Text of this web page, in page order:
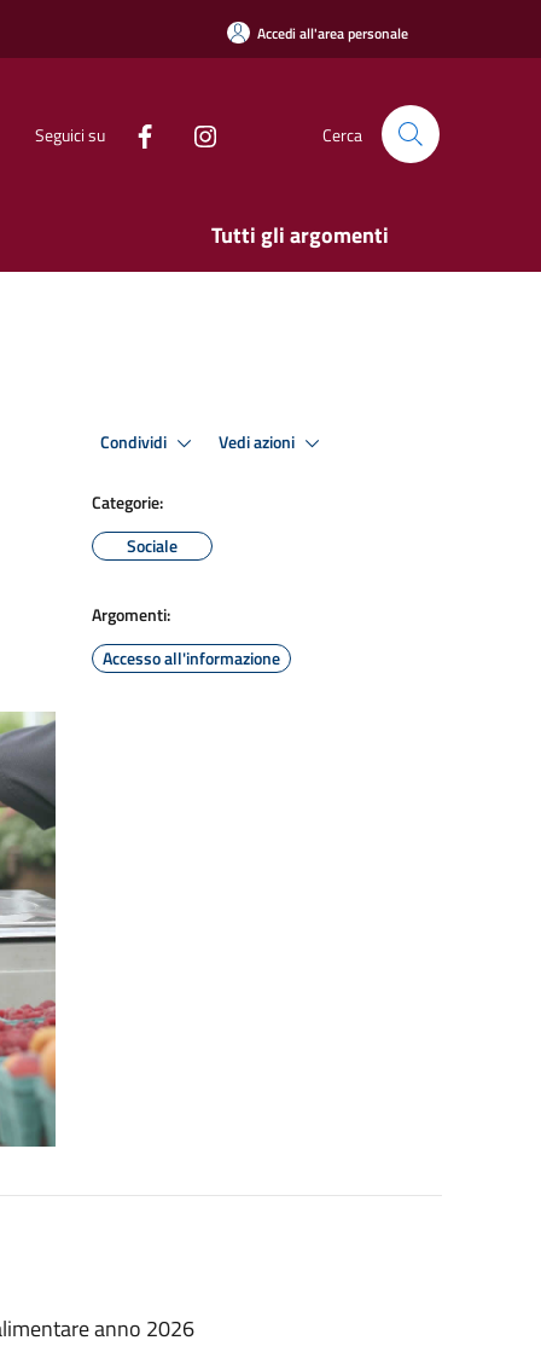
Accedi all'area personale
Seguici su Cerca
Tutti gli argomenti
Condividi Vedi azioni
Categorie:
Sociale
Argomenti:
Accesso all'informazione
anno 2026